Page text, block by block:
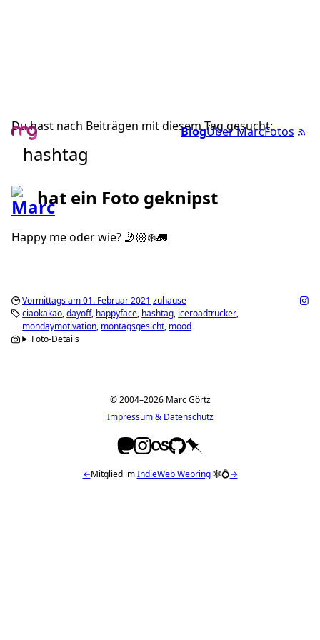
BlogÜber MarcFotos
Du hast nach Beiträgen mit diesem Tag gesucht:
hashtag
hat ein Foto geknipst
Happy me oder wie? 🤳🏼❄️🚛
Vormittags am 01. Februar 2021 zuhause
ciaokakao dayoff happyface hashtag iceroadtrucker
mondaymotivation montagsgesicht mood
Foto-Details
© 2004–2026 Marc Görtz
Impressum & Datenschutz
←Mitglied imIndieWeb Webring🕸💍→